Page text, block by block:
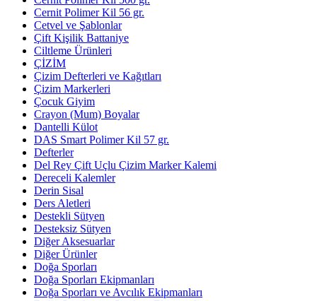
Cernit Polimer Kil 56 gr.
Cetvel ve Şablonlar
Çift Kişilik Battaniye
Ciltleme Ürünleri
ÇİZİM
Çizim Defterleri ve Kağıtları
Çizim Markerleri
Çocuk Giyim
Crayon (Mum) Boyalar
Dantelli Külot
DAS Smart Polimer Kil 57 gr.
Defterler
Del Rey Çift Uçlu Çizim Marker Kalemi
Dereceli Kalemler
Derin Sisal
Ders Aletleri
Destekli Sütyen
Desteksiz Sütyen
Diğer Aksesuarlar
Diğer Ürünler
Doğa Sporları
Doğa Sporları Ekipmanları
Doğa Sporları ve Avcılık Ekipmanları